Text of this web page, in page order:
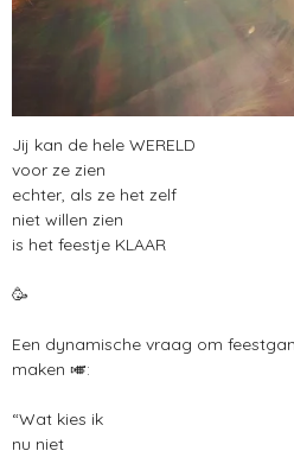
Jij kan de hele WERELD
voor ze zien
echter, als ze het zelf
niet willen zien
is het feestje KLAAR
🥳
Een dynamische vraag om
maken 🎺:
“Wat kies ik
nu niet